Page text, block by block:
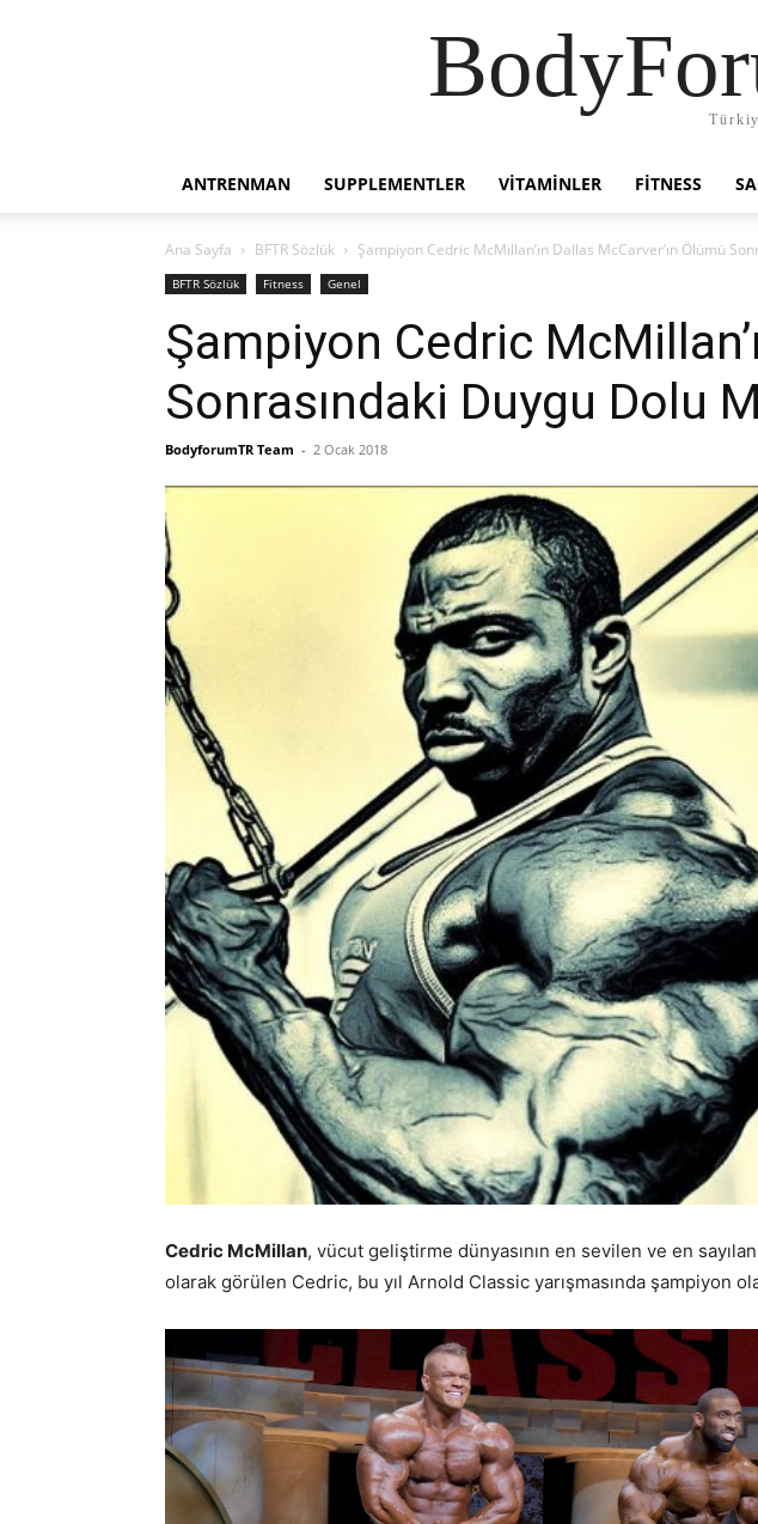
ANTRENMAN SUPPLEMENTLER VITAMINLER FITNESS
Ana Sayfa BFTR Sözlük Şampiyon Cedric McMillan’ın Dallas McCarver’ın Ölümü
BFTR Sözlük Fitness Genel
Şampiyon Cedric
Sonrasındaki Duygu Dolu
BodyforumTR Team - 2 Ocak 2018
Cedric McMillan, vücut geliştirme dünyasının en sevilen ve en
olarak görülen Cedric, bu yıl Arnold Classic yarışmasında şampiyon